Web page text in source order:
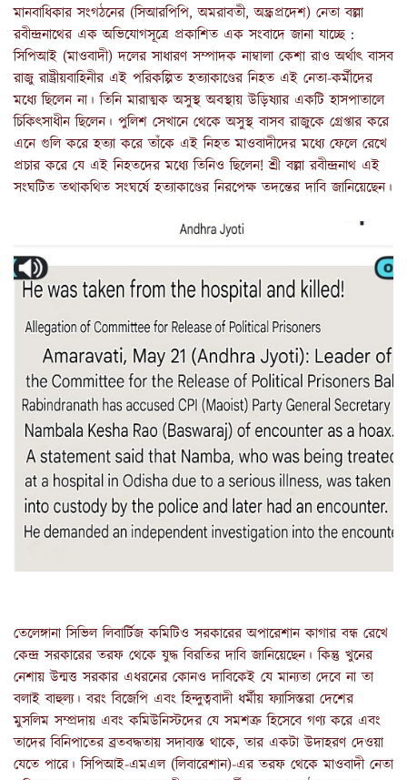
মানবাধিকার সংগঠনের (সিআরপিপি, অমরাবতী, অন্ধ্রপ্রদেশ) নেতা বল্লা
রবীন্দ্রনাথের এক অভিযোগসূত্রে প্রকাশিত এক সংবাদে জানা যাচ্ছে :
সিপিআই (মাওবাদী) দলের সাধারণ সম্পাদক নাম্বালা কেশা রাও অর্থাৎ বাসব
রাজু রাষ্ট্রীয়বাহিনীর এই পরিকল্পিত হত্যাকাণ্ডের নিহত এই নেতা-কর্মীদের
মধ্যে ছিলেন না। তিনি মারাত্মক অসুস্থ অবস্থায় উড়িষ্যার একটি হাসপাতালে
চিকিৎসাধীন ছিলেন। পুলিশ সেখানে থেকে অসুস্থ বাসব রাজুকে গ্রেপ্তার করে
এনে গুলি করে হত্যা করে তাঁকে এই নিহত মাওবাদীদের মধ্যে ফেলে রেখে
প্রচার করে যে এই নিহতদের মধ্যে তিনিও ছিলেন! শ্রী বল্লা রবীন্দ্রনাথ এই
সংঘটিত তথাকথিত সংঘর্ষে হত্যাকাণ্ডের নিরপেক্ষ তদন্তের দাবি জানিয়েছেন।
তেলেঙ্গানা সিভিল লিবার্টিজ কমিটিও সরকারের অপারেশান কাগার বন্ধ রেখে
কেন্দ্র সরকারের তরফ থেকে যুদ্ধ বিরতির দাবি জানিয়েছেন। কিন্তু খুনের
নেশায় উন্মত্ত সরকার এধরনের কোনও দাবিকেই যে মান্যতা দেবে না তা
বলাই বাহুল্য। বরং বিজেপি এবং হিন্দুত্ববাদী ধর্মীয় ফ্যাসিস্তরা দেশের
মুসলিম সম্প্রদায় এবং কমিউনিস্টদের যে সমশত্রু হিসেবে গণ্য করে এবং
তাদের বিনিপাতের ব্রতবদ্ধতায় সদাব্যস্ত থাকে, তার একটা উদাহরণ দেওয়া
যেতে পারে। সিপিআই-এমএল (লিবারেশান)-এর তরফ থেকে মাওবাদী নেতা